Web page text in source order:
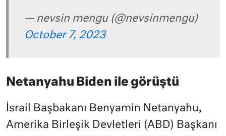
— nevsin mengu (@nevsinmengu)
October 7, 2023
Netanyahu Biden ile görüştü
İsrail Başbakanı Benyamin Netanyahu,
Amerika Birleşik Devletleri (ABD) Başkanı